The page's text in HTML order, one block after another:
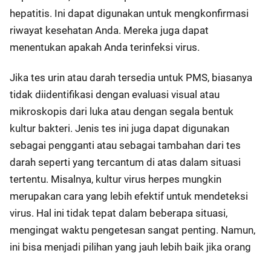
hepatitis. Ini dapat digunakan untuk mengkonfirmasi
riwayat kesehatan Anda. Mereka juga dapat
menentukan apakah Anda terinfeksi virus.
Jika tes urin atau darah tersedia untuk PMS, biasanya
tidak diidentifikasi dengan evaluasi visual atau
mikroskopis dari luka atau dengan segala bentuk
kultur bakteri. Jenis tes ini juga dapat digunakan
sebagai pengganti atau sebagai tambahan dari tes
darah seperti yang tercantum di atas dalam situasi
tertentu. Misalnya, kultur virus herpes mungkin
merupakan cara yang lebih efektif untuk mendeteksi
virus. Hal ini tidak tepat dalam beberapa situasi,
mengingat waktu pengetesan sangat penting. Namun,
ini bisa menjadi pilihan yang jauh lebih baik jika orang